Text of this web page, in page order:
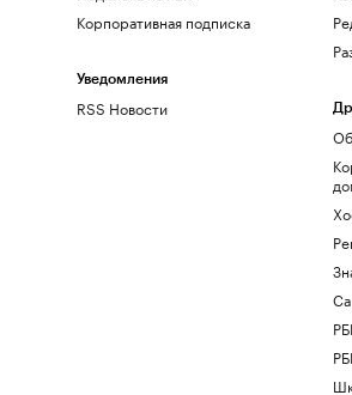
Корпоративная подписка
Уведомления
RSS Новости